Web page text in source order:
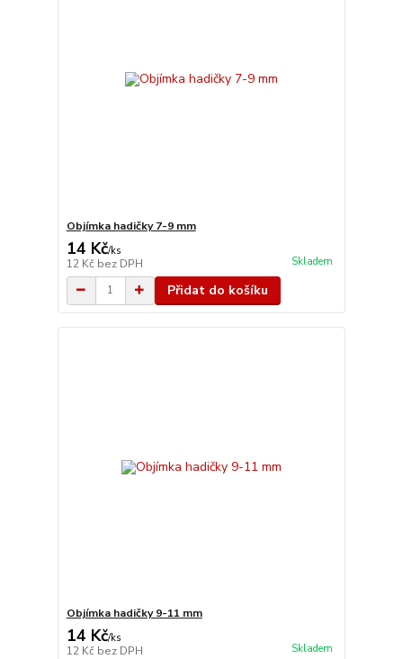
Objímka hadičky 7-9 mm
14 Kč/ks
12 Kč bez DPH Skladem
Přidat do košíku
Objímka hadičky 9-11 mm
14 Kč/ks
12 Kč bez DPH Skladem